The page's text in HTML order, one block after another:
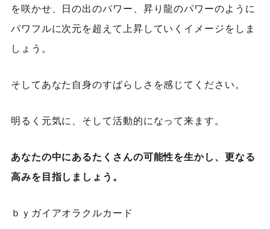
を咲かせ、日の出のパワー、昇り龍のパワーのように
パワフルに次元を超えて上昇していくイメージをしま
しょう。
そしてあなた自身のすばらしさを感じてください。
明るく元気に、そして活動的になって来ます。
あなたの中にあるたくさんの可能性を生かし、更なる
高みを目指しましょう。
ｂｙガイアオラクルカード